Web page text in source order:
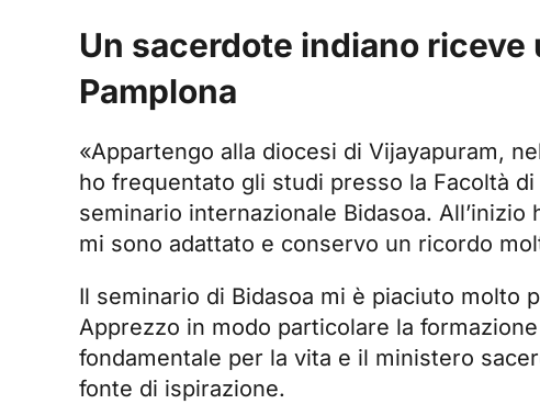
Un sacerdote indiano
Pamplona
«Appartengo alla diocesi di Vijayapuram,
ho frequentato gli studi presso la Facoltà
seminario internazionale Bidasoa.
mi sono adattato e conservo un ricordo
Il seminario di Bidasoa mi è piaciuto molto
Apprezzo in modo particolare la
fondamentale per la vita e il ministero
fonte di ispirazione.